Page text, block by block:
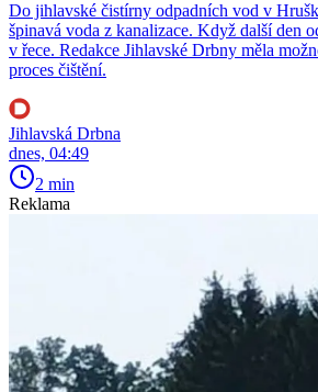
Do jihlavské čistírny odpadních vod v
špinavá voda z kanalizace. Když další den
v řece. Redakce Jihlavské Drbny měla
proces čištění.
Jihlavská Drbna
dnes, 04:49
2 min
Reklama